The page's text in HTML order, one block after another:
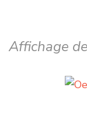
Affichage de